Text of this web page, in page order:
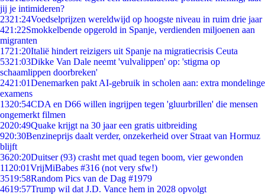
jij je intimideren?
2321:24Voedselprijzen wereldwijd op hoogste niveau in ruim drie jaar
421:22Smokkelbende opgerold in Spanje, verdienden miljoenen aan
migranten
1721:20Italië hindert reizigers uit Spanje na migratiecrisis Ceuta
5321:03Dikke Van Dale neemt 'vulvalippen' op: 'stigma op
schaamlippen doorbreken'
2421:01Denemarken pakt AI-gebruik in scholen aan: extra mondelinge
examens
1320:54CDA en D66 willen ingrijpen tegen 'gluurbrillen' die mensen
ongemerkt filmen
2020:49Quake krijgt na 30 jaar een gratis uitbreiding
920:30Benzineprijs daalt verder, onzekerheid over Straat van Hormuz
blijft
3620:20Duitser (93) crasht met quad tegen boom, vier gewonden
11 20:01VrijMiBabes #316 (not very sfw!)
3519:58Random Pics van de Dag #1979
4619:57Trump wil dat J.D. Vance hem in 2028 opvolgt